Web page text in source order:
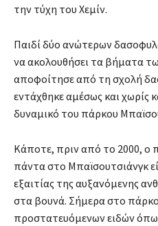
την τύχη του Χεμίν.
Παιδί δύο ανώτερων
να ακολουθήσει τα βήματα
αποφοίτησε από τη σχολή
εντάχθηκε αμέσως και χωρίς
δυναμικό του πάρκου
Κάποτε, πριν από το 2000, ο
πάντα στο Μπαϊσουτσιάνγκ
εξαιτίας της αυξανόμενης
στα βουνά. Σήμερα στο πάρκο
προστατευόμενων ειδών